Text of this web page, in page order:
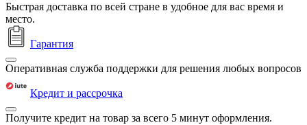
Быстрая доставка по всей стране в удобное для вас время и
место.
Гарантия
Оперативная служба поддержки для решения любых вопросов
Кредит и рассрочка
Получите кредит на товар за всего 5 минут оформления.